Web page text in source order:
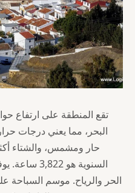
البحر، مما يعني درجات
حار ومشمس، والشتاء
السنوية هو